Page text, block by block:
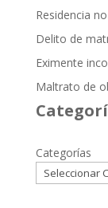
Residencia
Delito de
Eximente
Maltrato de
Categorías